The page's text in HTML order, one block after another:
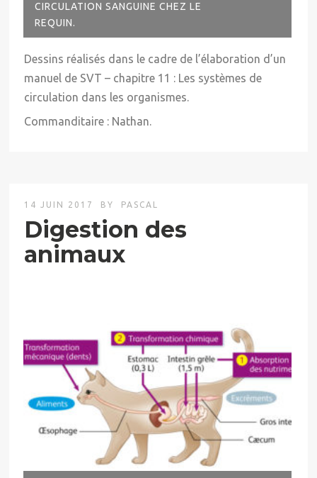
CIRCULATION SANGUINE CHEZ LE
REQUIN.
Dessins réalisés dans le cadre de l’élaboration d’un
manuel de SVT – chapitre 11 : Les systèmes de
circulation dans les organismes.
Commanditaire : Nathan.
14 JUIN 2017 BY PASCAL
Digestion des
animaux